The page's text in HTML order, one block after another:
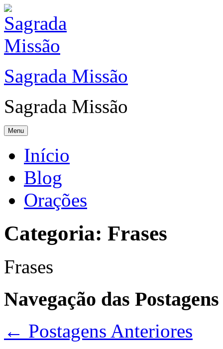
Sagrada Missão
Sagrada Missão
Menu
Início
Blog
Orações
Categoria: Frases
Frases
Navegação das Postagens
← Postagens Anteriores